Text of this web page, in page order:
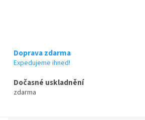
Doprava zdarma
Expedujeme ihned!
Dočasné uskladnění
zdarma